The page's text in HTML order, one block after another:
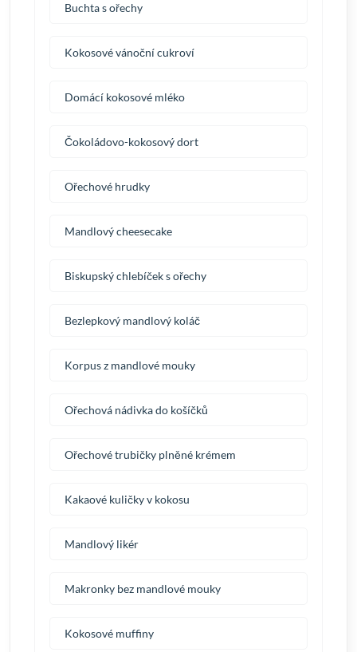
Buchta s ořechy
Kokosové vánoční cukroví
Domácí kokosové mléko
Čokoládovo-kokosový dort
Ořechové hrudky
Mandlový cheesecake
Biskupský chlebíček s ořechy
Bezlepkový mandlový koláč
Korpus z mandlové mouky
Ořechová nádivka do košíčků
Ořechové trubičky plněné krémem
Kakaové kuličky v kokosu
Mandlový likér
Makronky bez mandlové mouky
Kokosové muffiny